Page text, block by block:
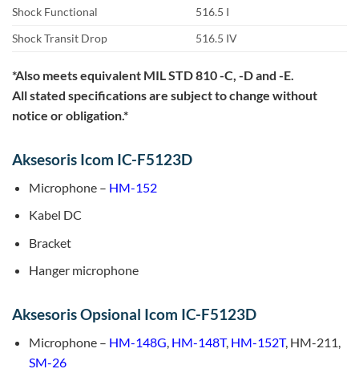
Shock Functional
516.5 I
Shock Transit Drop
516.5 IV
*Also meets equivalent MIL STD 810 -C, -D and -E.
All stated specifications are subject to change without
notice or obligation.*
Aksesoris Icom IC-F5123D
Microphone – HM-152
Kabel DC
Bracket
Hanger microphone
Aksesoris Opsional Icom IC-F5123D
Microphone – HM-148G HM-148T, HM-152T, HM-211,
SM-26